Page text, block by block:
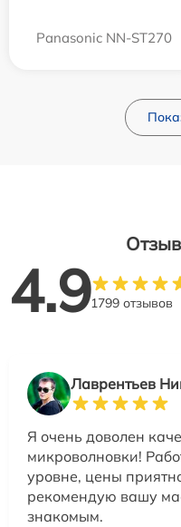
Panasonic NN-ST270
4.91799 отзывов
Лаврентьев
Я очень доволен
микроволновки!
уровне, цены
рекомендую вашу
знакомым.